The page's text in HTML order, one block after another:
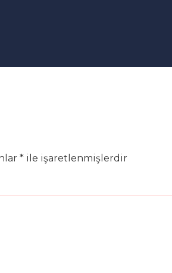
*ile işaretlenmişlerdir